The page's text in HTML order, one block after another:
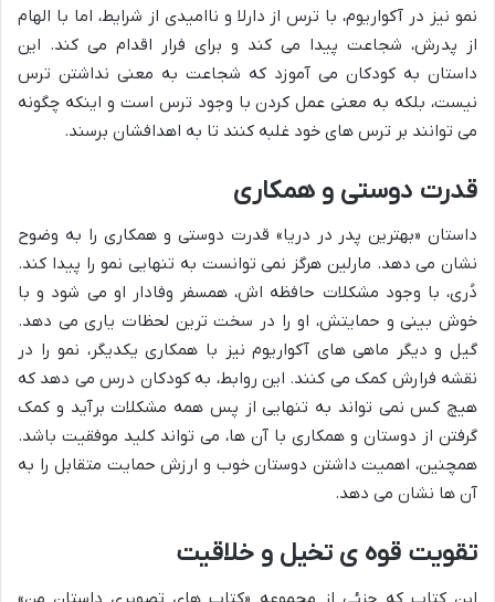
نمو نیز در آکواریوم، با ترس از دارلا و ناامیدی از شرایط، اما با الهام
از پدرش، شجاعت پیدا می کند و برای فرار اقدام می کند. این
داستان به کودکان می آموزد که شجاعت به معنی نداشتن ترس
نیست، بلکه به معنی عمل کردن با وجود ترس است و اینکه چگونه
می توانند بر ترس های خود غلبه کنند تا به اهدافشان برسند.
قدرت دوستی و همکاری
داستان «بهترین پدر در دریا» قدرت دوستی و همکاریرا به وضوح
نشان می دهد. مارلین هرگز نمی توانست به تنهایی نمو را پیدا کند.
دُری، با وجود مشکلات حافظه اش، همسفر وفادار او می شود و با
خوش بینی و حمایتش، او را در سخت ترین لحظات یاری می دهد.
گیل و دیگر ماهی های آکواریوم نیز با همکاری یکدیگر، نمو را در
نقشه فرارش کمک می کنند. این روابط، به کودکان درس می دهد که
هیچ کس نمی تواند به تنهایی از پس همه مشکلات برآید و کمک
گرفتن از دوستان و همکاری با آن ها، می تواند کلید موفقیت باشد.
همچنین، اهمیت داشتن دوستان خوب و ارزش حمایت متقابل را به
آن ها نشان می دهد.
تقویت قوه ی تخیل و خلاقیت